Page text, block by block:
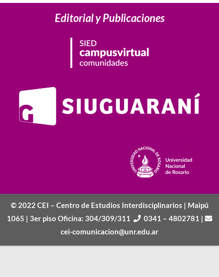
Editorial y Publicaciones
© 2022 CEI – Centro de Estudios Interdisciplinarios | Maipú
1065 | 3er piso Oficina: 304/309/311
0341 – 4802781 |
cei-comunicacion@unr.edu.ar